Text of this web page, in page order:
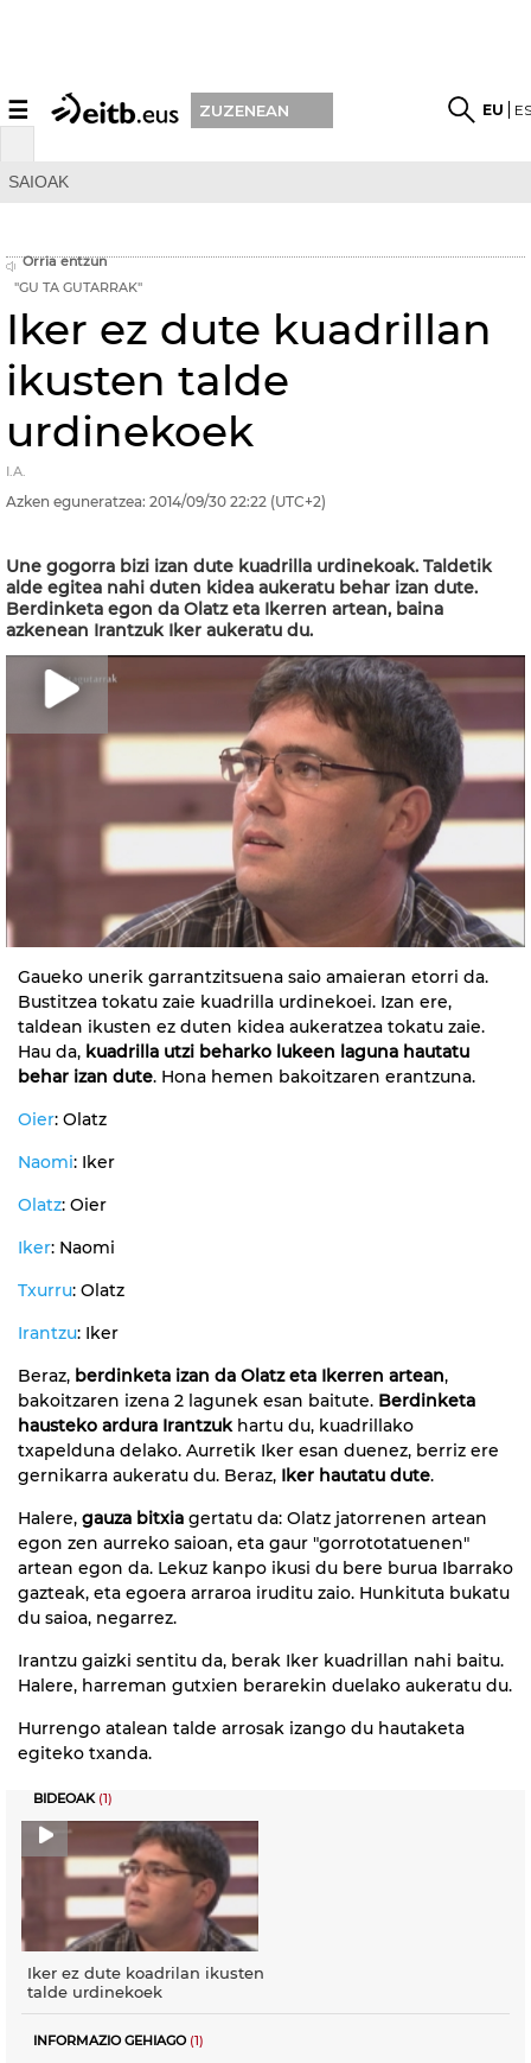
☰ ZUZENEAN EU
SAIOAK
Orria entzun
''GU TA GUTARRAK''
Iker ez dute kuadrillan
ikusten talde
urdinekoek
I.A.
Azken eguneratzea: 2014/09/30 22:22 (UTC+2)
Une gogorra bizi izan dute kuadrilla urdinekoak. Taldetik
alde egitea nahi duten kidea aukeratu behar izan dute.
Berdinketa egon da Olatz eta Ikerren artean, baina
azkenean Irantzuk Iker aukeratu du.
Gaueko unerik garrantzitsuena saio amaieran etorri da.
Bustitzea tokatu zaie kuadrilla urdinekoei. Izan ere,
taldean ikusten ez duten kidea aukeratzea tokatu zaie.
Hau da, kuadrilla utzi beharko lukeen laguna hautatu
behar izan dute. Hona hemen bakoitzaren erantzuna.
Oier: Olatz
Naomi: Iker
Olatz: Oier
Iker: Naomi
Txurru: Olatz
Irantzu: Iker
Beraz, berdinketa izan da Olatz eta Ikerren artean,
bakoitzaren izena 2 lagunek esan baitute. Berdinketa
hausteko ardura Irantzuk hartu du, kuadrillako
txapelduna delako. Aurretik Iker esan duenez, berriz ere
gernikarra aukeratu du. Beraz, Iker hautatu dute.
Halere, gauza bitxia gertatu da: Olatz jatorrenen artean
egon zen aurreko saioan, eta gaur "gorrototatuenen"
artean egon da. Lekuz kanpo ikusi du bere burua Ibarrako
gazteak, eta egoera arraroa iruditu zaio. Hunkituta bukatu
du saioa, negarrez.
Irantzu gaizki sentitu da, berak Iker kuadrillan nahi baitu.
Halere, harreman gutxien berarekin duelako aukeratu du.
Hurrengo atalean talde arrosak izango du hautaketa
egiteko txanda.
BIDEOAK (1)
Iker ez dute koadrilan ikusten
talde urdinekoek
INFORMAZIO GEHIAGO(1)